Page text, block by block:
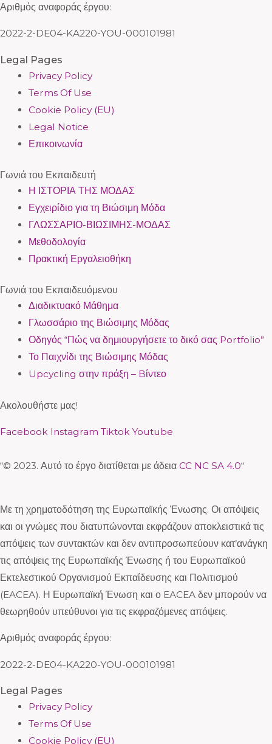
Αριθμός αναφοράς έργου:
2022-2-DE04-KA220-YOU-000101981
Legal Pages
Privacy Policy
Terms Of Use
Cookie Policy (EU)
Legal Notice
Επικοινωνία
Γωνιά του Εκπαιδευτή
Η ΙΣΤΟΡΙΑ ΤΗΣ ΜΟΔΑΣ
Εγχειρίδιο για τη Βιώσιμη Μόδα
ΓΛΩΣΣΑΡΙΟ-ΒΙΩΣΙΜΗΣ-ΜΟΔΑΣ
Μεθοδολογία
Πρακτική Εργαλειοθήκη
Γωνιά του Εκπαιδευόμενου
Διαδικτυακό Μάθημα
Γλωσσάριο της Βιώσιμης Μόδας
Οδηγός “Πώς να δημιουργήσετε το δικό σας Portfolio”
Το Παιχνίδι της Βιώσιμης Μόδας
Upcycling στην πράξη – Bίντεο
Ακολουθήστε μας!
Facebook Instagram Tiktok Youtube
“© 2023. Αυτό το έργο διατίθεται με άδεια CC NC SA 4.0“
Με τη χρηματοδότηση της Ευρωπαϊκής Ένωσης. Οι απόψεις
και οι γνώμες που διατυπώνονται εκφράζουν αποκλειστικά τις
απόψεις των συντακτών και δεν αντιπροσωπεύουν κατ’ανάγκη
τις απόψεις της Ευρωπαϊκής Ένωσης ή του Ευρωπαϊκού
Εκτελεστικού Οργανισμού Εκπαίδευσης και Πολιτισμού
(EACEA). Η Ευρωπαϊκή Ένωση και ο EACEA δεν μπορούν να
θεωρηθούν υπεύθυνοι για τις εκφραζόμενες απόψεις.
Αριθμός αναφοράς έργου:
2022-2-DE04-KA220-YOU-000101981
Legal Pages
Privacy Policy
Terms Of Use
Cookie Policy (EU)